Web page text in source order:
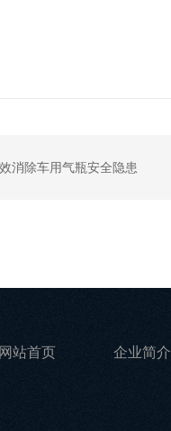
消除车用气瓶安全隐患
网站首页 企业简介